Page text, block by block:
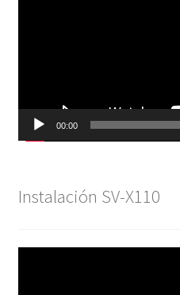
00:00
Instalación SV-X110